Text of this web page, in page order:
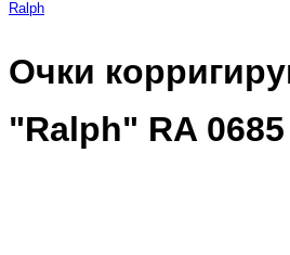
Ralph
Очки
"Ralph" RA 0685